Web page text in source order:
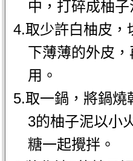
中，打碎成柚子
4.取少許白柚皮，
下薄薄的外皮
用。
5.取一鍋，將鍋燒
3的柚子泥以小
糖一起攪拌。